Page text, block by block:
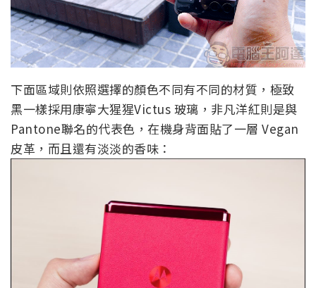
下面區域則依照選擇的顏色不同有不同的材質，極致
黑一樣採用康寧大猩猩Victus 玻璃，非凡洋紅則是與
Pantone聯名的代表色，在機身背面貼了一層 Vegan
皮革，而且還有淡淡的香味：